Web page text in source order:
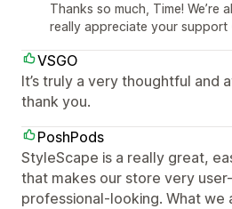
Thanks so much, Time! We’re
really appreciate your support
VSGO
It’s truly a very thoughtful and
thank you.
PoshPods
StyleScape is a really great,
that makes our store very
professional-looking. What we